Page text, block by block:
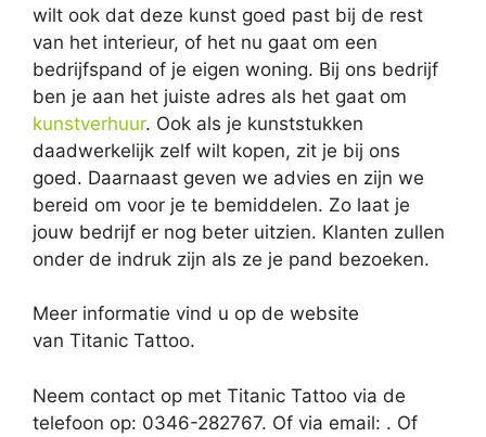
wilt ook dat deze kunst goed past bij de rest
van het interieur, of het nu gaat om een
bedrijfspand of je eigen woning. Bij ons bedrijf
ben je aan het juiste adres als het gaat om
kunstverhuur. Ook als je kunststukken
daadwerkelijk zelf wilt kopen, zit je bij ons
goed. Daarnaast geven we advies en zijn we
bereid om voor je te bemiddelen. Zo laat je
jouw bedrijf er nog beter uitzien. Klanten zullen
onder de indruk zijn als ze je pand bezoeken.
Meer informatie vind u op de website
van Titanic Tattoo.
Neem contact op met Titanic Tattoo via de
telefoon op: 0346-282767. Of via email: . Of